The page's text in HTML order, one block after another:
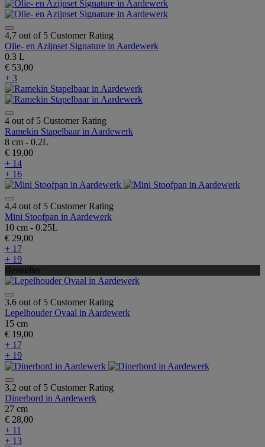
4,7 out of 5 Customer Rating
Olie- en Azijnset Signature in Aardewerk
0.3 L
€ 53,00
+ 3
4 out of 5 Customer Rating
Ramekin Stapelbaar in Aardewerk
8 cm - 0.2L
€ 19,00
+ 14
+ 16
4,4 out of 5 Customer Rating
Mini Stoofpan in Aardewerk
10 cm - 0.25L
€ 29,00
+ 17
+ 19
Bestseller
3,6 out of 5 Customer Rating
Lepelhouder Ovaal in Aardewerk
15 cm
€ 19,00
+ 17
+ 19
3,2 out of 5 Customer Rating
Dinerbord in Aardewerk
27 cm
€ 28,00
+ 11
+ 13